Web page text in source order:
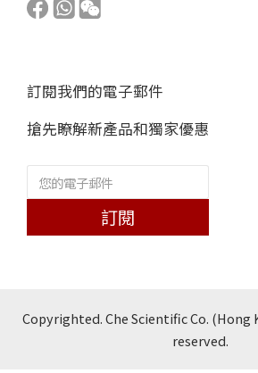
訂閱我們的電子郵件
搶先瞭解新產品和獨家優惠
訂閱
Copyrighted. Che Scientific Co.
reserved.